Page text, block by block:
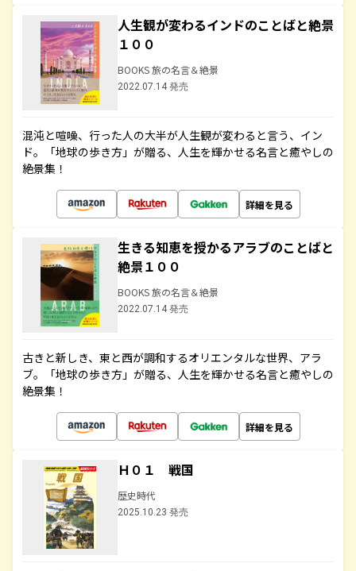
人生観が変わるインドのことばと絶景
１００
BOOKS 旅の名言＆絶景
2022.07.14 発売
混沌と喧噪、行った人の大半が人生観が変わると言う、イン
ド。「地球の歩き方」が贈る、人生を輝かせる名言と癒やしの
絶景集！
詳細を見る
生きる知恵を授かるアラブのことばと
絶景１００
BOOKS 旅の名言＆絶景
2022.07.14 発売
古きと新しき、東と西が調和するオリエンタルな世界、アラ
ブ。「地球の歩き方」が贈る、人生を輝かせる名言と癒やしの
絶景集！
詳細を見る
Ｈ０１ 戦国
歴史時代
2025.10.23 発売